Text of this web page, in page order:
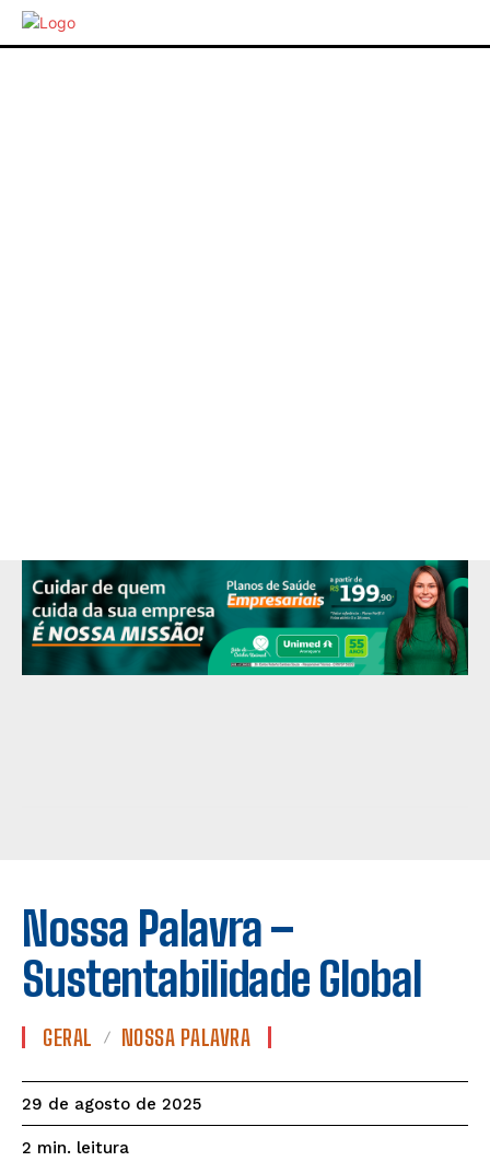
Nossa Palavra –
Sustentabilidade Global
GERAL NOSSA PALAVRA
29 de agosto de 2025
2 min. leitura